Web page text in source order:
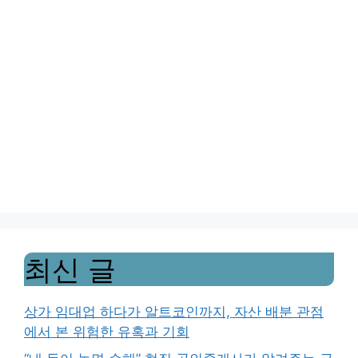
최신 글
상가 임대업 하다가 알트코인까지, 자산 배분 관점
에서 본 위험한 유혹과 기회